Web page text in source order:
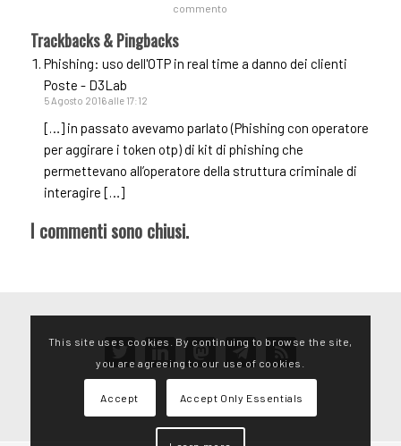
commento
Trackbacks & Pingbacks
Phishing: uso dell'OTP in real time a danno dei clienti
Poste - D3Lab
5 Agosto 2016 alle 17:12
[…] in passato avevamo parlato (Phishing con operatore
per aggirare i token otp) di kit di phishing che
permettevano all’operatore della struttura criminale di
interagire […]
I commenti sono chiusi.
twitterlinkedinmastodontelegramrss
This site uses cookies. By continuing to browse the site,
you are agreeing to our use of cookies.
Accept Accept Only Essentials